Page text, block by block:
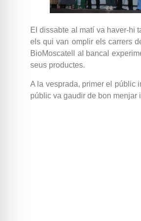
El dissabte al matí va haver-hi
els qui van omplir els carrers
BioMoscatell al bancal
seus productes.
A la vesprada, primer el públic
públic va gaudir de bon menjar